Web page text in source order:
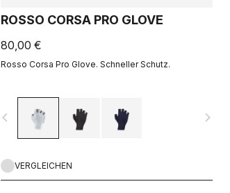
ROSSO CORSA PRO GLOVE
80,00 €
Rosso Corsa Pro Glove. Schneller Schutz.
navigate_before navigate_next
VERGLEICHEN